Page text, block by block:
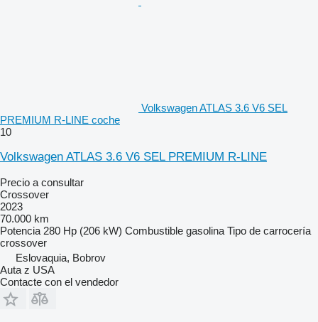
Volkswagen ATLAS 3.6 V6 SEL
PREMIUM R-LINE coche
10
Volkswagen ATLAS 3.6 V6 SEL PREMIUM R-LINE
Precio a consultar
Crossover
2023
70.000 km
Potencia 280 Hp (206 kW) Combustible gasolina Tipo de carrocería
crossover
Eslovaquia, Bobrov
Auta z USA
Contacte con el vendedor